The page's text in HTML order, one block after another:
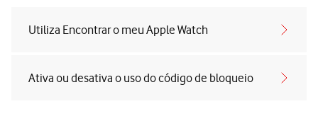
Utiliza Encontrar o meu Apple Watch
Ativa ou desativa o uso do código de bloqueio